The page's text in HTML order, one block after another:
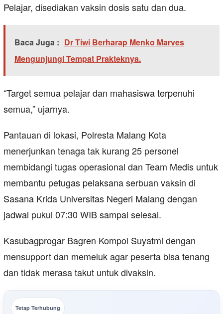
Pelajar, disediakan vaksin dosis satu dan dua.
Baca Juga : Dr Tiwi Berharap Menko Marves
Mengunjungi Tempat Prakteknya.
“Target semua pelajar dan mahasiswa terpenuhi
semua,” ujarnya.
Pantauan di lokasi, Polresta Malang Kota
menerjunkan tenaga tak kurang 25 personel
membidangi tugas operasional dan Team Medis untuk
membantu petugas pelaksana serbuan vaksin di
Sasana Krida Universitas Negeri Malang dengan
jadwal pukul 07:30 WIB sampai selesai.
Kasubagprogar Bagren Kompol Suyatmi dengan
mensupport dan memeluk agar peserta bisa tenang
dan tidak merasa takut untuk divaksin.
Tetap Terhubung